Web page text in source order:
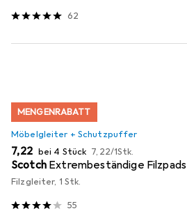
62
MENGENRABATT
Möbelgleiter + Schutzpuffer
EUR
7,22 bei 4 Stück EUR
7,22/1Stk.
Scotch Extrembeständige Filzpads
Filzgleiter, 1 Stk.
55